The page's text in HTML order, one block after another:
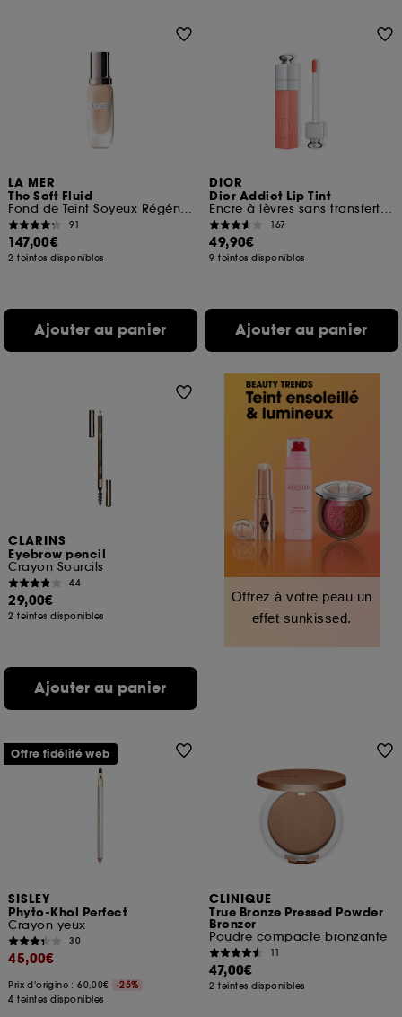
LA MER
The Soft Fluid
Fond de Teint Soyeux Régénérant Longue Tenue SPF20
91
147,00€
2 teintes disponibles
Ajouter au panier
DIOR
Dior Addict Lip Tint
Encre à lèvres sans transfert Hydratation 24 h
167
49,90€
9 teintes disponibles
Ajouter au panier
CLARINS
Eyebrow pencil
Crayon Sourcils
44
29,00€
2 teintes disponibles
Ajouter au panier
Offrez à votre peau un
effet sunkissed.
SISLEY
Phyto-Khol Perfect
Crayon yeux
30
45,00€
Prix d'origine : 60,00€
-25%
4 teintes disponibles
Offre fidélité web
CLINIQUE
True Bronze Pressed Powder
Bronzer
Poudre compacte bronzante
11
47,00€
2 teintes disponibles